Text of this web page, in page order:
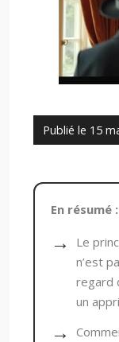
Publié le 15
En résumé :
Le
n’est
regard
un